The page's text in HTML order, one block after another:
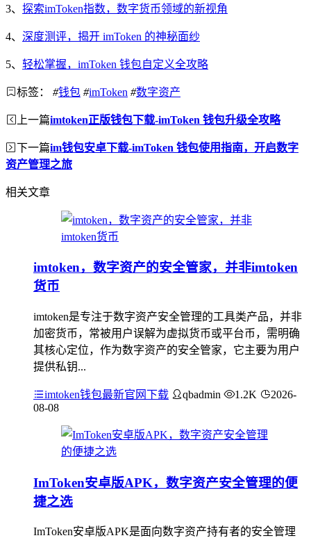
3、 探索imToken指数，数字货币领域的新视角
4、 深度测评，揭开 imToken 的神秘面纱
5、 轻松掌握，imToken 钱包自定义全攻略
标签： #钱包 #imToken #数字资产
上一篇imtoken正版钱包下载-imToken 钱包升级全攻略
下一篇im钱包安卓下载-imToken 钱包使用指南，开启数字
资产管理之旅
相关文章
imtoken，数字资产的安全管家，并非imtoken
货币
imtoken是专注于数字资产安全管理的工具类产品，并非
加密货币，常被用户误解为虚拟货币或平台币，需明确
其核心定位，作为数字资产的安全管家，它主要为用户
提供私钥...
imtoken钱包最新官网下载 qbadmin 1.2K
2026-
08-08
ImToken安卓版APK，数字资产安全管理的便
捷之选
ImToken安卓版APK是面向数字资产持有者的安全管理